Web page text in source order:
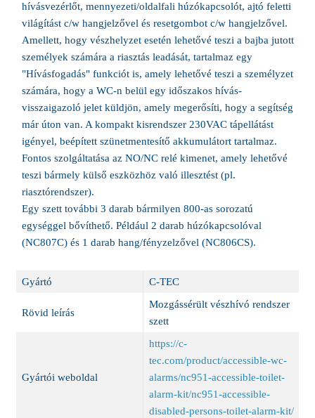
hívásvezérlőt, mennyezeti/oldalfali húzókapcsolót, ajtó feletti
világítást c/w hangjelzővel és resetgombot c/w hangjelzővel.
Amellett, hogy vészhelyzet esetén lehetővé teszi a bajba jutott
személyek számára a riasztás leadását, tartalmaz egy
"Hívásfogadás" funkciót is, amely lehetővé teszi a személyzet
számára, hogy a WC-n belül egy időszakos hívás-
visszaigazoló jelet küldjön, amely megerősíti, hogy a segítség
már úton van. A kompakt kisrendszer 230VAC tápellátást
igényel, beépített szünetmentesítő akkumulátort tartalmaz.
Fontos szolgáltatása az NO/NC relé kimenet, amely lehetővé
teszi bármely külső eszközhöz való illesztést (pl.
riasztórendszer).
Egy szett további 3 darab bármilyen 800-as sorozatú
egységgel bővíthető. Például 2 darab húzókapcsolóval
(NC807C) és 1 darab hang/fényzelzővel (NC806CS).
Gyártó C-TEC
Rövid leírás
Mozgássérült vészhívó rendszer
szett
Gyártói weboldal
https://c-
tec.com/product/accessible-wc-
alarms/nc951-accessible-toilet-
alarm-kit/nc951-accessible-
disabled-persons-toilet-alarm-kit/